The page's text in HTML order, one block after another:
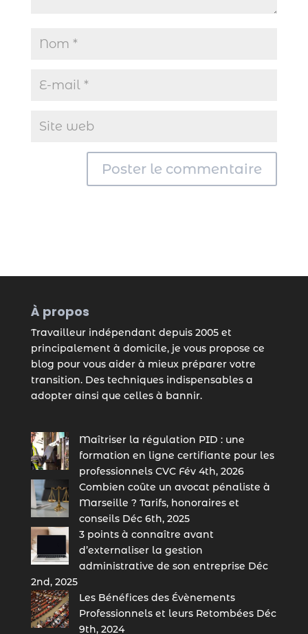
À propos
Travailleur indépendant depuis 2005 et
principalement à domicile, je vous propose ce
blog pour vous aider à mieux préparer votre
transition. Des techniques indispensables a
adopter ainsi que celles à bannir.
Maîtriser la régulation PID : une
formation en ligne certifiante pour les
professionnels CVC Fév 4th, 2026
Combien coûte un avocat pénaliste à
Marseille ? Tarifs, honoraires et
conseils Déc 6th, 2025
3 points à connaître avant
d’externaliser la gestion
administrative de son entreprise Déc
2nd, 2025
Les Bénéfices des Évènements
Professionnels et leurs Retombées Déc
9th, 2024